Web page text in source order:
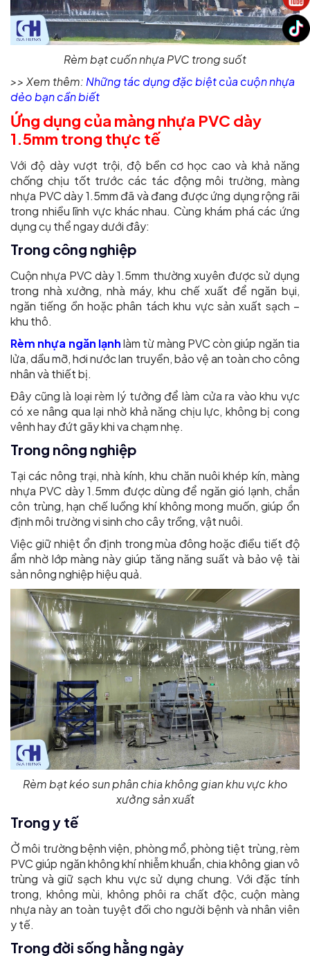
Rèm bạt cuốn nhựa PVC trong suốt
>> Xem thêm: Những tác dụng đặc biệt của cuộn nhựa
dẻo bạn cần biết
Ứng dụng của màng nhựa PVC dày
1.5mm trong thực tế
Với độ dày vượt trội, độ bền cơ học cao và khả năng
chống chịu tốt trước các tác động môi trường, màng
nhựa PVC dày 1.5mm đã và đang được ứng dụng rộng rãi
trong nhiều lĩnh vực khác nhau. Cùng khám phá các ứng
dụng cụ thể ngay dưới đây:
Trong công nghiệp
Cuộn nhựa PVC dày 1.5mm thường xuyên được sử dụng
trong nhà xưởng, nhà máy, khu chế xuất để ngăn bụi,
ngăn tiếng ồn hoặc phân tách khu vực sản xuất sạch –
khu thô.
Rèm nhựa ngăn lạnhlàm từ màng PVC còn giúp ngăn tia
lửa, dầu mỡ, hơi nước lan truyền, bảo vệ an toàn cho công
nhân và thiết bị.
Đây cũng là loại rèm lý tưởng để làm cửa ra vào khu vực
có xe nâng qua lại nhờ khả năng chịu lực, không bị cong
vênh hay đứt gãy khi va chạm nhẹ.
Trong nông nghiệp
Tại các nông trại, nhà kính, khu chăn nuôi khép kín, màng
nhựa PVC dày 1.5mm được dùng để ngăn gió lạnh, chắn
côn trùng, hạn chế luồng khí không mong muốn, giúp ổn
định môi trường vi sinh cho cây trồng, vật nuôi.
Việc giữ nhiệt ổn định trong mùa đông hoặc điều tiết độ
ẩm nhờ lớp màng này giúp tăng năng suất và bảo vệ tài
sản nông nghiệp hiệu quả.
Rèm bạt kéo sun phân chia không gian khu vực kho
xưởng sản xuất
Trong y tế
Ở môi trường bệnh viện, phòng mổ, phòng tiệt trùng, rèm
PVC giúp ngăn không khí nhiễm khuẩn, chia không gian vô
trùng và giữ sạch khu vực sử dụng chung. Với đặc tính
trong, không mùi, không phôi ra chất độc, cuộn màng
nhựa này an toàn tuyệt đối cho người bệnh và nhân viên
y tế.
Trong đời sống hằng ngày